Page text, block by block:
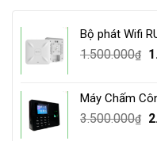
Bộ phát Wifi
1.500.000₫
Máy Chấm
3.500.000₫